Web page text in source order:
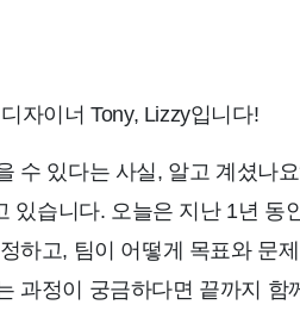
자이너 Tony, Lizzy입니다!
수 있다는 사실, 알고 계셨나
있습니다. 오늘은 지난 1년
하고, 팀이 어떻게 목표와 문
과정이 궁금하다면 끝까지 함